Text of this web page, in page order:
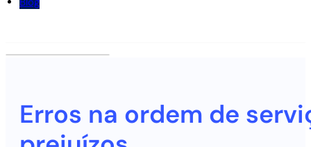
Erros na ordem de